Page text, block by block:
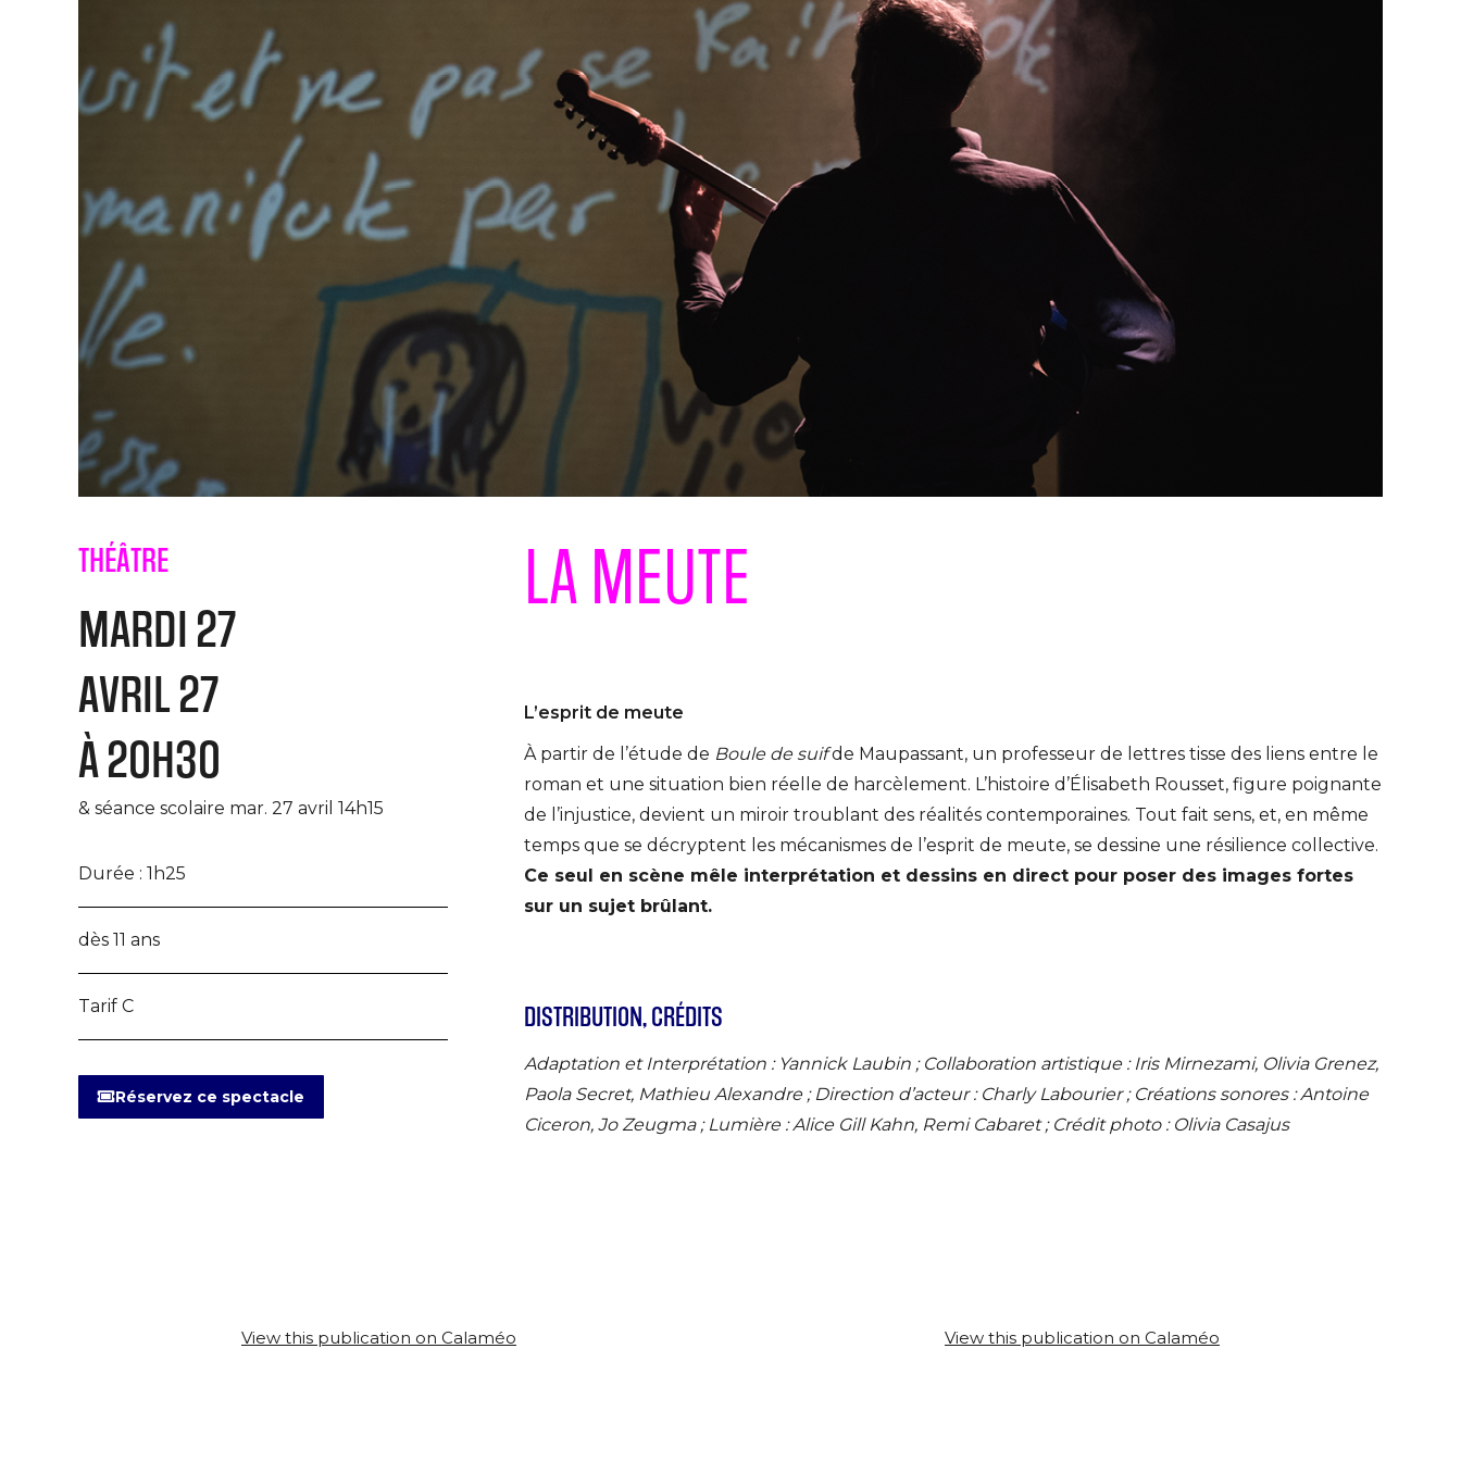
THÉÂTRE
MARDI 27
AVRIL 27
À 20H30
& séance scolaire mar. 27 avril 14h15
Durée : 1h25
dès 11 ans
Tarif C
Réservez ce spectacle
LA MEUTE
L’esprit de meute
À partir de l’étude de Boule de suifde Maupassant, un professeur de lettres tisse des liens entre le
roman et une situation bien réelle de harcèlement. L’histoire d’Élisabeth Rousset, figure poignante
de l’injustice, devient un miroir troublant des réalités contemporaines. Tout fait sens, et, en même
temps que se décryptent les mécanismes de l’esprit de meute, se dessine une résilience collective.
Ce seul en scène mêle interprétation et dessins en direct pour poser des images fortes
sur un sujet brûlant.
DISTRIBUTION, CRÉDITS
Adaptation et Interprétation : Yannick Laubin ; Collaboration artistique : Iris Mirnezami, Olivia Grenez,
Paola Secret, Mathieu Alexandre ; Direction d’acteur : Charly Labourier ; Créations sonores : Antoine
Ciceron, Jo Zeugma ; Lumière : Alice Gill Kahn, Remi Cabaret ; Crédit photo : Olivia Casajus
View this publication on Calaméo View this publication on Calaméo